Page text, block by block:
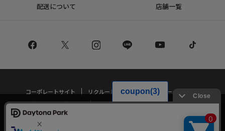
配送について 店舗一覧
コーポレートサイト リクルート
サステナブルマークについて
プライバシーポリシー
特定商取引法・古物営業法に基づく表記
当サイトでは利用体験の向上およびコンテンツの最適な提供、トラフィック
の分析を目的としてCookieを使用しています。